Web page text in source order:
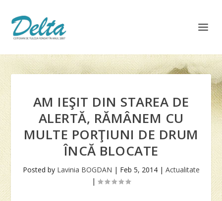
AM IEŞIT DIN STAREA DE
ALERTĂ, RĂMÂNEM CU
MULTE PORŢIUNI DE DRUM
ÎNCĂ BLOCATE
Posted by Lavinia BOGDAN | Feb 5, 2014| Actualitate
|